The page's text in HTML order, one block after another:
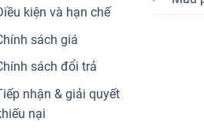
kiện và hạn chế
sách giá
sách đổi trả
nhận & giải quyết
nại